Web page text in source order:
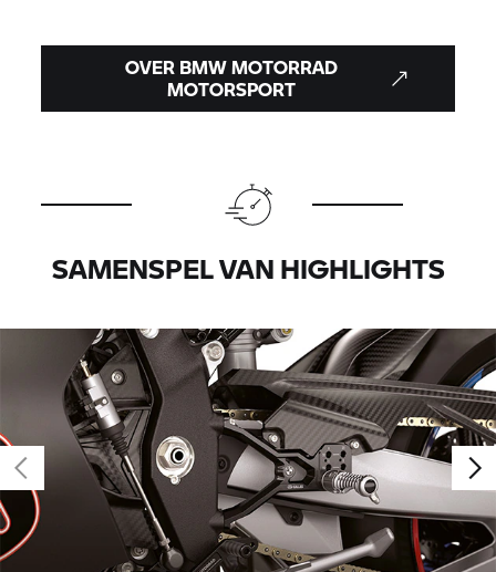
OVER BMW MOTORRAD
MOTORSPORT
SAMENSPEL VAN HIGHLIGHTS